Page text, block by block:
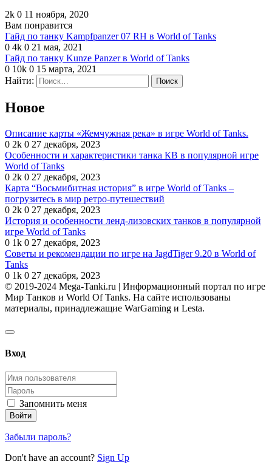
2k 0 11 ноября, 2020
Вам понравится
Гайд по танку Kampfpanzer 07 RH в World of Tanks
0 4k 0 21 мая, 2021
Гайд по танку Kunze Panzer в World of Tanks
0 10k 0 15 марта, 2021
Найти:
Новое
Описание карты «Жемчужная река» в игре World of Tanks.
0 2k 0 27 декабря, 2023
Особенности и характеристики танка КВ в популярной игре
World of Tanks
0 2k 0 27 декабря, 2023
Карта “Восьмибитная история” в игре World of Tanks –
погрузитесь в мир ретро-путешествий
0 2k 0 27 декабря, 2023
История и особенности ленд-лизовских танков в популярной
игре World of Tanks
0 1k 0 27 декабря, 2023
Советы и рекомендации по игре на JagdTiger 9.20 в World of
Tanks
0 1k 0 27 декабря, 2023
© 2019-2024 Mega-Tanki.ru | Информационный портал по игре
Мир Танков и World Of Tanks. На сайте использованы
материалы, принадлежащие WarGaming и Lesta.
Вход
Запомнить меня
Забыли пароль?
Don't have an account? Sign Up